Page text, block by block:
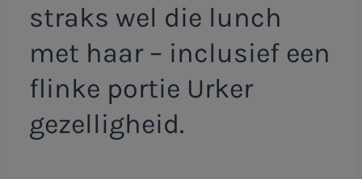
straks wel die lunch
met haar – inclusief een
flinke portie Urker
gezelligheid.